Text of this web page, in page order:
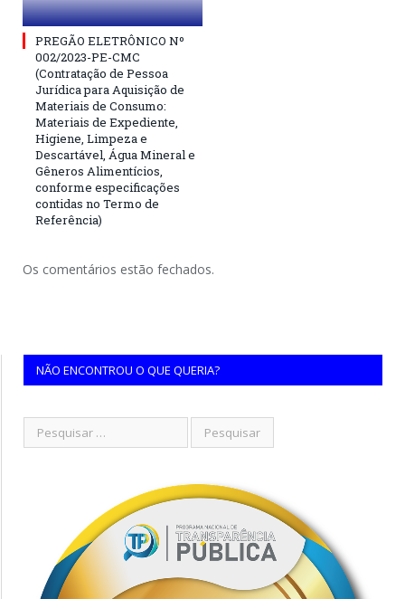
PREGÃO ELETRÔNICO Nº
002/2023-PE-CMC
(Contratação de Pessoa
Jurídica para Aquisição de
Materiais de Consumo:
Materiais de Expediente,
Higiene, Limpeza e
Descartável, Água Mineral e
Gêneros Alimentícios,
conforme especificações
contidas no Termo de
Referência)
Os comentários estão fechados.
NÃO ENCONTROU O QUE QUERIA?